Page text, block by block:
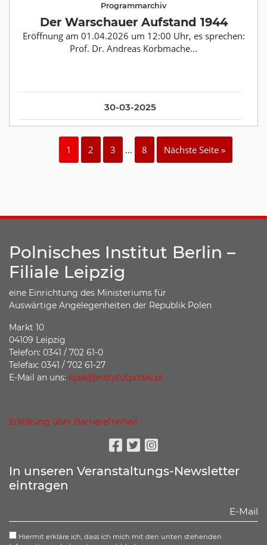
30-03-2025
Programmarchiv
Der Warschauer Aufstand 1944
Eröffnung am 01.04.2026 um 12:00 Uhr, es sprechen:
Prof. Dr. Andreas Korbmache...
1 2 3 … 8 Nächste Seite »
Polnisches Institut Berlin –
Filiale Leipzig
eine Einrichtung des Ministeriums für
Auswärtige Angelegenheiten der Republik Polen
Markt 10
04109 Leipzig
Telefon: 0341 / 702 61-0
Telefax: 0341 / 702 61-27
E-Mail an uns: lipsk@instytutpolski.pl
Erklärung über Barrierefreiheit
Facebook
TwitterInstagram
In unseren Veranstaltungs-Newsletter
eintragen
Hiermit erkläre ich, dass ich mich mit den unten stehenden